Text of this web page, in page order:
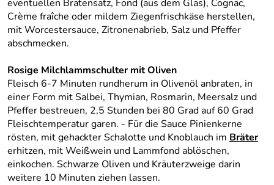
eventuellen Bratensatz, Fond (aus dem Glas), Cognac,
Crème fraîche oder mildem Ziegenfrischkäse herstellen,
mit Worcestersauce, Zitronenabrieb, Salz und Pfeffer
abschmecken.
Rosige Milchlammschulter mit Oliven
Fleisch 6-7 Minuten rundherum in Olivenöl anbraten, in
einer Form mit Salbei, Thymian, Rosmarin, Meersalz und
Pfeffer bestreuen, 2,5 Stunden bei 80 Grad auf 60 Grad
Fleischtemperatur garen. - Für die Sauce Pinienkerne
rösten, mit gehackter Schalotte und Knoblauch im Bräter
erhitzen, mit Weißwein und Lammfond ablöschen,
einkochen. Schwarze Oliven und Kräuterzweige darin
weitere 10 Minuten ziehen lassen.